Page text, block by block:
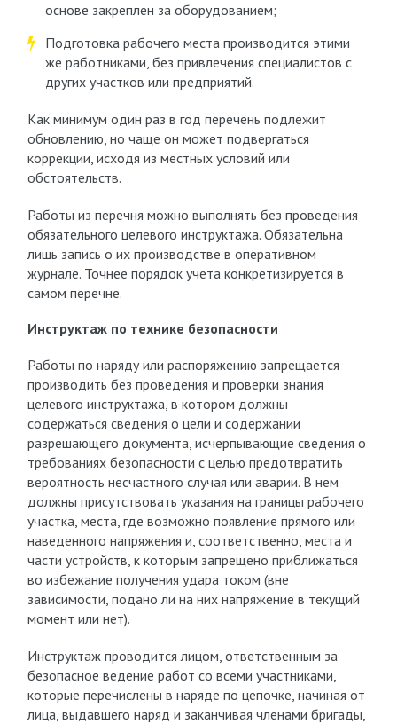
основе закреплен за оборудованием;
Подготовка рабочего места производится этими
же работниками, без привлечения специалистов с
других участков или предприятий.
Как минимум один раз в год перечень подлежит
обновлению, но чаще он может подвергаться
коррекции, исходя из местных условий или
обстоятельств.
Работы из перечня можно выполнять без проведения
обязательного целевого инструктажа. Обязательна
лишь запись о их производстве в оперативном
журнале. Точнее порядок учета конкретизируется в
самом перечне.
Инструктаж по технике безопасности
Работы по наряду или распоряжению запрещается
производить без проведения и проверки знания
целевого инструктажа, в котором должны
содержаться сведения о цели и содержании
разрешающего документа, исчерпывающие сведения о
требованиях безопасности с целью предотвратить
вероятность несчастного случая или аварии. В нем
должны присутствовать указания на границы рабочего
участка, места, где возможно появление прямого или
наведенного напряжения и, соответственно, места и
части устройств, к которым запрещено приближаться
во избежание получения удара током (вне
зависимости, подано ли на них напряжение в текущий
момент или нет).
Инструктаж проводится лицом, ответственным за
безопасное ведение работ со всеми участниками,
которые перечислены в наряде по цепочке, начиная от
лица, выдавшего наряд и заканчивая членами бригады,